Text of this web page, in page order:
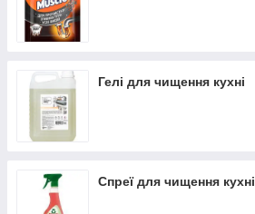
Гелі для чищення кухні
Спреї для чищення кухні